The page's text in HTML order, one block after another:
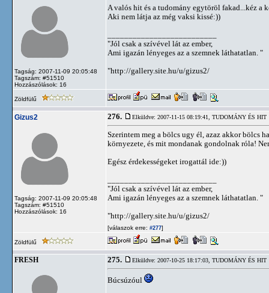
Tagság: 2007-11-09 20:05:48
Tagszám: #51510
Hozzászólások: 16
A valós hit és a tudomány egytöröl fakad...kéz a
Aki nem látja az még vaksi kissé:))
"Jól csak a szívével lát az ember,
Ami igazán lényeges az a szemnek láthatatlan. "
"http://gallery.site.hu/u/gizus2/
Zöldfülű
Gizus2
Tagság: 2007-11-09 20:05:48
Tagszám: #51510
Hozzászólások: 16
276. Elküldve: 2007-11-15 08:19:41, TUDOMÁNY ÉS HIT
Szerintem meg a bölcs ugy él, azaz akkor bölcs
környezete, és mit mondanak gondolnak róla!
Egész érdekességeket irogattál ide:))
"Jól csak a szívével lát az ember,
Ami igazán lényeges az a szemnek láthatatlan. "
"http://gallery.site.hu/u/gizus2/
[válaszok erre: #277]
Zöldfülű
FRESH 275. Elküldve: 2007-10-25 18:17:03, TUDOMÁNY ÉS HIT
Búcsúzóul